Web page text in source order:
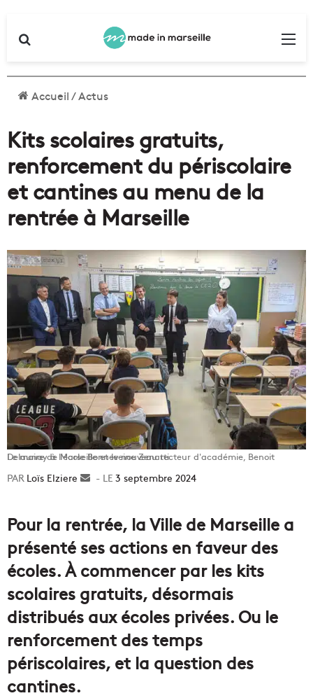
Accueil/Actus
Kits scolaires gratuits,
renforcement du périscolaire
et cantines au menu de la
rentrée à Marseille
Le maire de Marseille et le nouveau recteur d'académie, Benoit Delaunay à l'école Bonneveine Zenatti.
Loïs Elziere
Envoyer3 septembre 2024
Pour la rentrée, la Ville de Marseille a
présenté ses actions en faveur des
écoles. À commencer par les kits
scolaires gratuits, désormais
distribués aux écoles privées. Ou le
renforcement des temps
périscolaires, et la question des
cantines.